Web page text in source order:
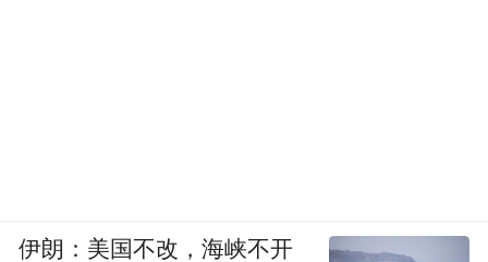
伊朗：美国不改，海峡不开